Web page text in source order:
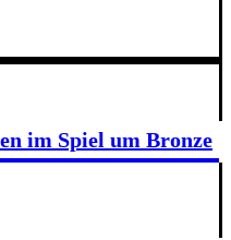
im Spiel um Bronze